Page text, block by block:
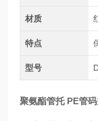
材质
特点
型号
聚氨酯管托 PE管